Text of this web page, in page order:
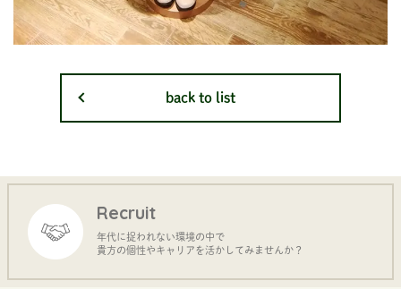
back to list
Recruit
年代に捉われない環境の中で
貴方の個性やキャリアを活かしてみませんか？